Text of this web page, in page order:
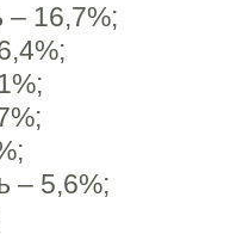
– 16,7%;
– 5,6%;